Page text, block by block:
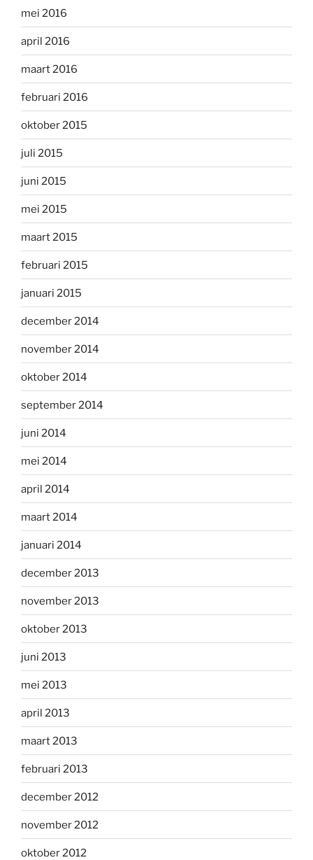
mei 2016
april 2016
maart 2016
februari 2016
oktober 2015
juli 2015
juni 2015
mei 2015
maart 2015
februari 2015
januari 2015
december 2014
november 2014
oktober 2014
september 2014
juni 2014
mei 2014
april 2014
maart 2014
januari 2014
december 2013
november 2013
oktober 2013
juni 2013
mei 2013
april 2013
maart 2013
februari 2013
december 2012
november 2012
oktober 2012